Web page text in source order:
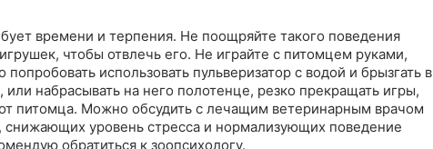
времени и терпения. Не поощряйте такого поведения
чтобы отвлечь его. Не играйте с питомцем руками,
использовать пульверизатор с водой и брызгать в
или набрасывать на него полотенце, резко прекращать игры,
питомца. Можно обсудить с лечащим ветеринарным врачом
снижающих уровень стресса и нормализующих поведение
обратиться к зоопсихологу.